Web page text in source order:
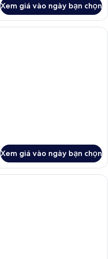
Xem giá vào ngày bạn chọn
Két bảo mật tại phòng, bàn, khu
Xem giá vào ngày bạn chọn
Két bảo mật tại phòng, bàn, khu